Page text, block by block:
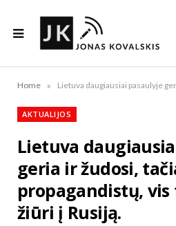
Home »
AKTUALIJOS
Lietuva
geria ir žudosi,
propagandistų,
žiūri į Rusiją.